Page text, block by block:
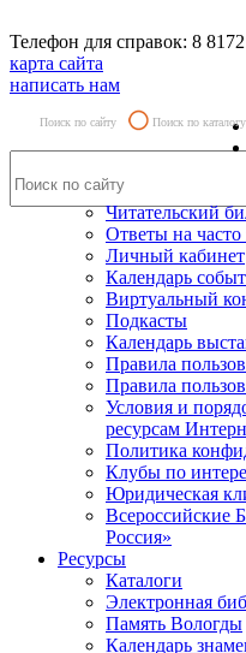
Телефон для справок: 8
карта сайта
написать нам
Поиск по сайту Поиск по каталогу
Читательский
Ответы на
Личный кабинет
Календарь
Виртуальный
Подкасты
Календарь
Правила
Правила
Условия и
ресурсам
Политика
Клубы по
Юридическая
Всероссийские
Россия»
Ресурсы
Каталоги
Электронная
Память Вологды
Календарь